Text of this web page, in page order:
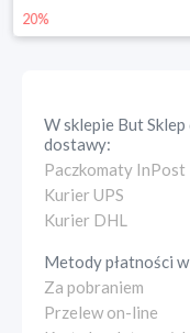
20%
W sklepie But Sklep
dostawy:
Paczkomaty InPost
Kurier UPS
Kurier DHL
Metody płatności w
Za pobraniem
Przelew on-line